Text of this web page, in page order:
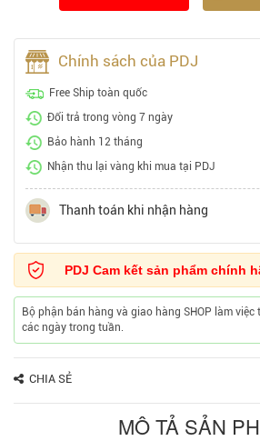
Chính sách của PDJ
Free Ship toàn quốc
Đổi trả trong vòng 7 ngày
Bảo hành 12 tháng
Nhận thu lại vàng khi mua tại PDJ
Thanh toán khi nhận hàng
PDJ Cam kết sản phẩm chính
Bộ phận bán hàng và giao hàng SHOP làm
các ngày trong tuần.
CHIA SẺ
MÔ TẢ SẢN